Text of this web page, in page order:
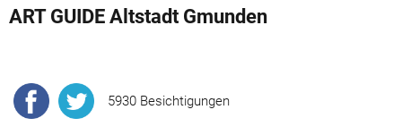
ART GUIDE Altstadt Gmunden
5930 Besichtigungen